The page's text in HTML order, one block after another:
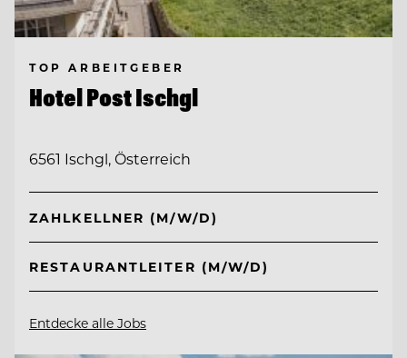
TOP ARBEITGEBER
Hotel Post Ischgl
6561 Ischgl, Österreich
ZAHLKELLNER (M/W/D)
RESTAURANTLEITER (M/W/D)
Entdecke alle Jobs